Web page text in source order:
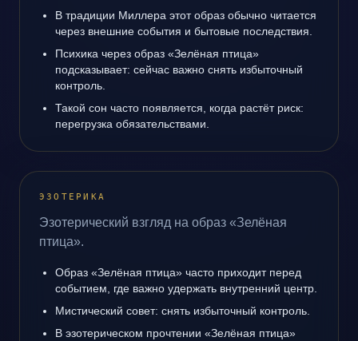
В традиции Миллера этот образ обычно читается
через внешние события и бытовые последствия.
Психика через образ «Зелёная птица»
подсказывает: сейчас важно снять избыточный
контроль.
Такой сон часто появляется, когда растёт риск:
перегрузка обязательствами.
ЭЗОТЕРИКА
Эзотерический взгляд на образ «Зелёная
птица».
Образ «Зелёная птица» часто приходит перед
событием, где важно удержать внутренний центр.
Мистический совет: снять избыточный контроль.
В эзотерическом прочтении «Зелёная птица»